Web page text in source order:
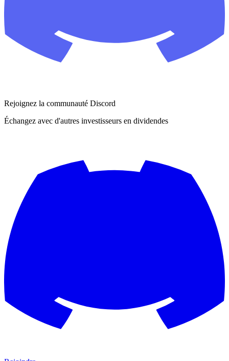
Rejoignez la communauté Discord
Échangez avec d'autres investisseurs en dividendes